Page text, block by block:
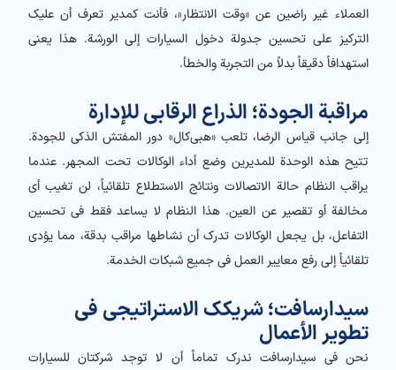
العملاء غير راضين عن «وقت الانتظار»، فأنت كمدير تعرف أن عليك
التركيز على تحسين جدولة دخول السيارات إلى الورشة. هذا يعني
استهدافاً دقيقاً بدلاً من التجربة والخطأ.
مراقبة الجودة؛ الذراع الرقابي للإدارة
إلى جانب قياس الرضا، تلعب «هبي‌کال» دور المفتش الذكي للجودة.
تتيح هذه الوحدة للمديرين وضع أداء الوكالات تحت المجهر. عندما
يراقب النظام حالة الاتصالات ونتائج الاستطلاع تلقائياً، لن تغيب أي
مخالفة أو تقصير عن العين. هذا النظام لا يساعد فقط في تحسين
التفاعل، بل يجعل الوكالات تدرك أن نشاطها مراقب بدقة، مما يؤدي
تلقائياً إلى رفع معايير العمل في جميع شبكات الخدمة.
سیدارسافت؛ شريكك الاستراتيجي في
تطوير الأعمال
نحن في سیدارسافت ندرك تماماً أن لا توجد شركتان للسيارات